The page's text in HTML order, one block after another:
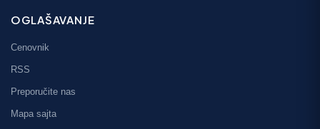
OGLAŠAVANJE
Cenovnik
RSS
Preporučite nas
Mapa sajta